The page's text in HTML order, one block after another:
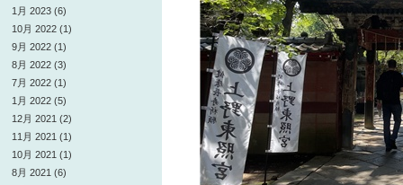
1月 2023 (6)
10月 2022 (1)
9月 2022 (1)
8月 2022 (3)
7月 2022 (1)
1月 2022 (5)
12月 2021 (2)
11月 2021 (1)
10月 2021 (1)
8月 2021 (6)